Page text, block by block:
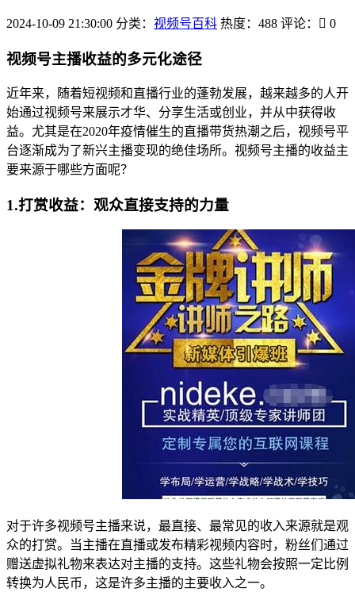
2024-10-09 21:30:00 分类： 视频号百科 热度：488 评论： 0
视频号主播收益的多元化途径
近年来，随着短视频和直播行业的蓬勃发展，越来越多的人开
始通过视频号来展示才华、分享生活或创业，并从中获得收
益。尤其是在2020年疫情催生的直播带货热潮之后，视频号平
台逐渐成为了新兴主播变现的绝佳场所。视频号主播的收益主
要来源于哪些方面呢？
1.打赏收益：观众直接支持的力量
对于许多视频号主播来说，最直接、最常见的收入来源就是观
众的打赏。当主播在直播或发布精彩视频内容时，粉丝们通过
赠送虚拟礼物来表达对主播的支持。这些礼物会按照一定比例
转换为人民币，这是许多主播的主要收入之一。